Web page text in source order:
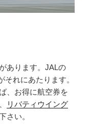
あります。JALの
それにあたります。
、お得に航空券を
リバティウイング
さい。